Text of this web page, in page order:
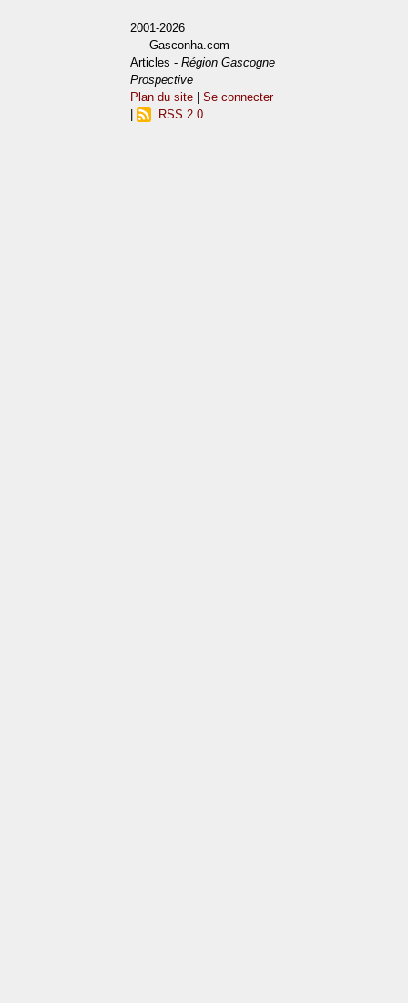
2001-2026
— Gasconha.com -
Articles -Région Gascogne
Prospective
Plan du site |Se connecter
RSS 2.0